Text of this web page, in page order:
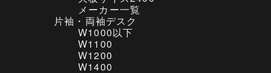
メーカー一覧
片袖・両袖デスク
W1000以下
W1100
W1200
W1400